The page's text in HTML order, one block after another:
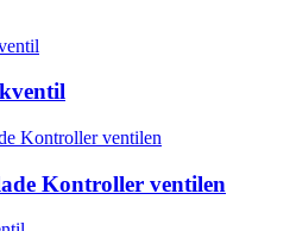
Kontroller ventilen